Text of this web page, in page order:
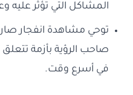
المشاكل التي تؤثر عليه
توحي مشاهدة انفجار
صاحب الرؤية بأزمة
في أسرع وقت.